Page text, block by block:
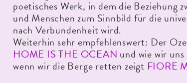
poetisches Werk, in dem die Beziehung
und Menschen zum Sinnbild für die
nach Verbundenheit wird.
Weiterhin sehr empfehlenswert: Der
HOME IS THE OCEAN und wie wir
wenn wir die Berge retten zeigt FIORE